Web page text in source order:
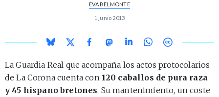
EVA BELMONTE
1 junio 2013
La Guardia Real que acompaña los actos protocolarios
de La Corona cuenta con 120 caballos de pura raza
y 45 hispano bretones. Su mantenimiento, un coste